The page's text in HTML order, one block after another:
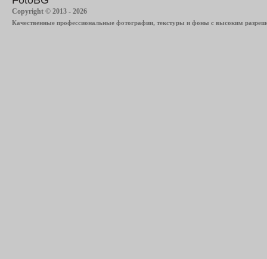
Copyright © 2013 - 2026
Качественные профессиональные фотографии, текстуры и фоны с высоким